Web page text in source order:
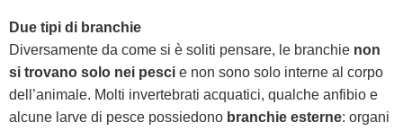
Due tipi di branchie
Diversamente da come si è soliti pensare, le branchie non
si trovano solo nei pesci e non sono solo interne al corpo
dell’animale. Molti invertebrati acquatici, qualche anfibio e
alcune larve di pesce possiedono branchie esterne: organi